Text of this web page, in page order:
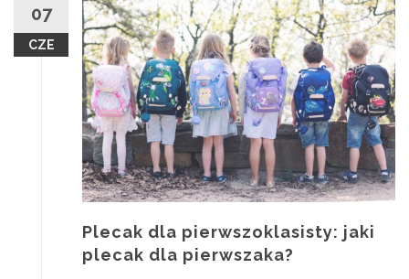
07
CZE
Plecak dla pierwszoklasisty: jaki
plecak dla pierwszaka?